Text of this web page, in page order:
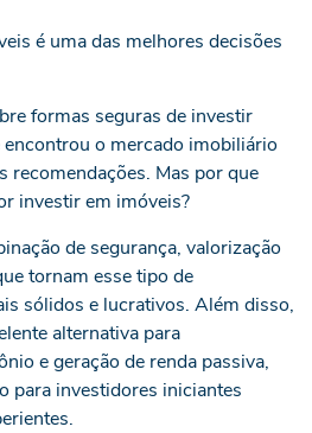
é uma das melhores decisões
formas seguras de investir
o mercado imobiliário
recomendações. Mas por que
investir em imóveis?
de segurança, valorização
tornam esse tipo de
sólidos e lucrativos. Além disso,
alternativa para
e geração de renda passiva,
para investidores iniciantes